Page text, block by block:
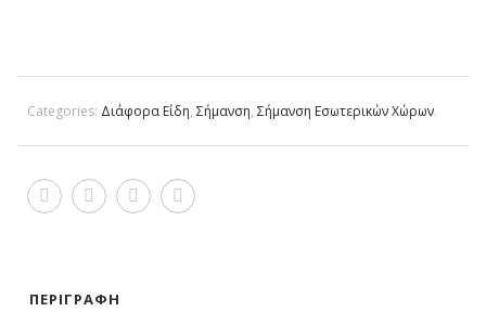
Categories: Διάφορα Είδη, Σήμανση, Σήμανση Εσωτερικών Χώρων.
ΠΕΡΙΓΡΑΦΉ